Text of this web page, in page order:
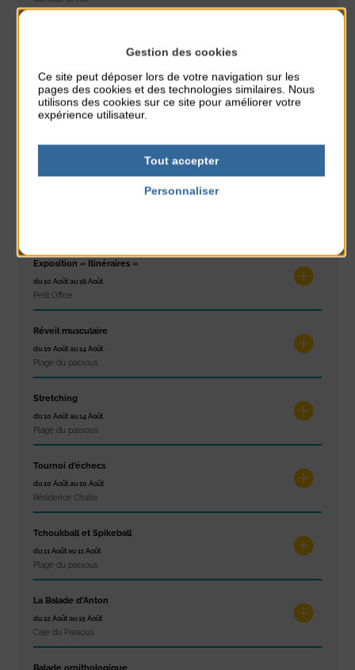
À noter aussi
du 9 Août au 9 Août
Exposition « Itinéraires »
du 10 Août au 16 Août
Petit Office
Réveil musculaire
du 10 Août au 14 Août
Plage du passous
Stretching
du 10 Août au 14 Août
Plage du passous
Tournoi d’échecs
du 10 Août au 10 Août
Résidence Challe
Tchoukball et Spikeball
du 11 Août au 11 Août
Plage du passous
La Balade d’Anton
du 12 Août au 15 Août
Cale du Passous
Balade ornithologique
Gestion des cookies
Ce site peut déposer lors de votre navigation sur les
pages des cookies et des technologies similaires. Nous
utilisons des cookies sur ce site pour améliorer votre
expérience utilisateur.
Tout accepter
Personnaliser